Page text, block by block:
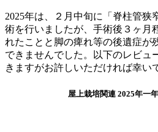
2025年は、２月中旬に「脊柱管狭
術を行いましたが、手術後３ヶ月
れたことと脚の痺れ等の後遺症が
できませんでした。以下のレビュ
きますがお許しいただければ幸い
屋上栽培関連 2025年一